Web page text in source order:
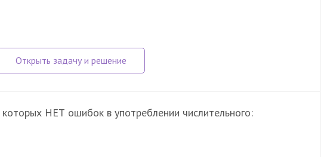
НЕТ ошибок в употреблении числительного: